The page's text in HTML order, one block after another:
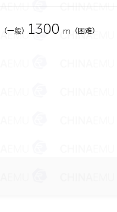
（一般） 1300 m（困难）